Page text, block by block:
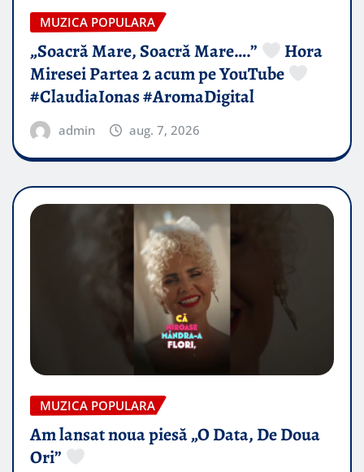
MUZICA POPULARA
„Soacră Mare, Soacră Mare….”
Hora
Miresei Partea 2 acum pe YouTube
#ClaudiaIonas #AromaDigital
admin aug. 7, 2026
MUZICA POPULARA
Am lansat noua piesă „O Data, De Doua
Ori”